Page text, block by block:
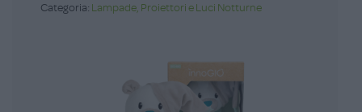
Categoria: Lampade, Proiettori e Luci Notturne